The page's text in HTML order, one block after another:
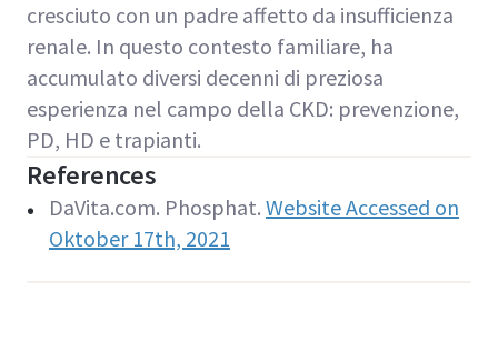
cresciuto con un padre affetto da insufficienza
renale. In questo contesto familiare, ha
accumulato diversi decenni di preziosa
esperienza nel campo della CKD: prevenzione,
PD, HD e trapianti.
References
DaVita.com. Phosphat. Website Accessed on
Oktober 17th, 2021